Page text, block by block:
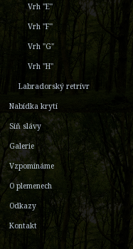
Vrh "E"
Vrh "F"
Vrh "G"
Vrh "H"
Labradorský retrívr
Nabídka krytí
Síň slávy
Galerie
Vzpomínáme
O plemenech
Odkazy
Kontakt